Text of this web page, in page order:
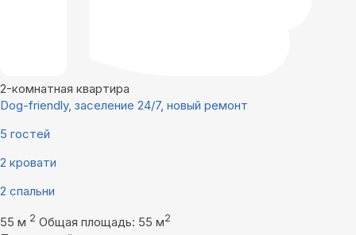
2-комнатная квартира
Dog-friendly, заселение 24/7, новый ремонт
5 гостей
2 кровати
2 спальни
55 м 2 Общая площадь: 55 м2